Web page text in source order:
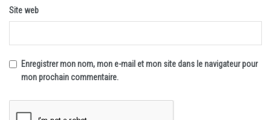
Site web
Enregistrer mon nom, mon e-mail et mon site dans le navigateur pour
mon prochain commentaire.